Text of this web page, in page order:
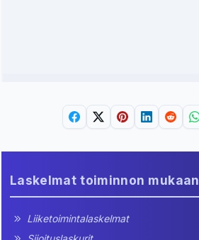
Laskelmat toiminnon mukaan
Liiketoimintalaskelmat